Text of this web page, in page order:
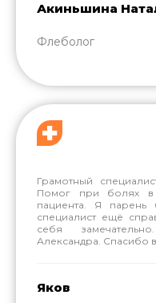
Акиньшина
Флеболог
Грамотный
Помог при болях в
пациента. Я
специалист ещё
себя
Александра. Спасибо
Яков